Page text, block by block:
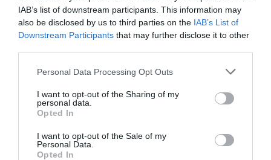
IAB’s list of downstream participants. This information may
also be disclosed by us to third parties on the IAB’s List of
Downstream Participants that may further disclose it to other
Personal Data Processing Opt Outs
I want to opt-out of the Sharing of my
personal data.
Opted In
I want to opt-out of the Sale of my
Personal Data.
Opted In